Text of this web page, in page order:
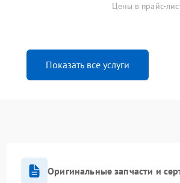
Цены в прайс-
Показать все услуги
Оригинальные запчасти и